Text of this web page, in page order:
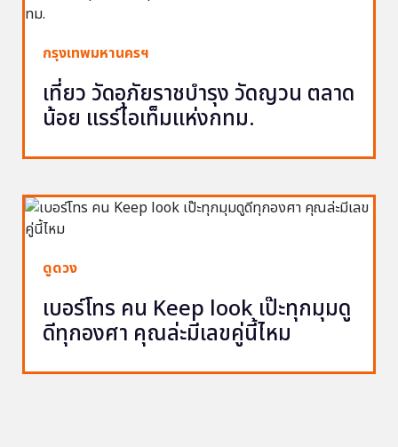
กรุงเทพมหานครฯ
เที่ยว วัดอุภัยราชบำรุง วัดญวน ตลาด
น้อย แรร์ไอเท็มแห่งกทม.
ดูดวง
เบอร์โทร คน Keep look เป๊ะทุกมุมดู
ดีทุกองศา คุณล่ะมีเลขคู่นี้ไหม